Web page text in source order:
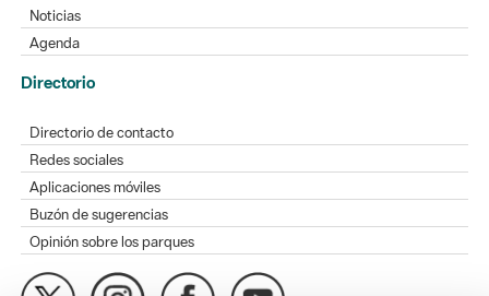
Noticias
Agenda
Directorio
Directorio de contacto
Redes sociales
Aplicaciones móviles
Buzón de sugerencias
Opinión sobre los parques